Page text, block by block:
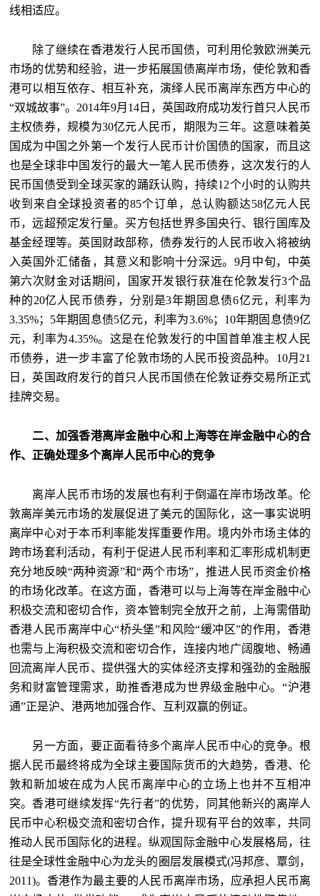
线相适应。
除了继续在香港发行人民币国债，可利用伦敦欧洲美元
市场的优势和经验，进一步拓展国债离岸市场，使伦敦和香
港可以相互依存、相互补充，演绎人民币离岸东西方中心的
“双城故事”。2014年9月14日，英国政府成功发行首只人民币
主权债券，规模为30亿元人民币，期限为三年。这意味着英
国成为中国之外第一个发行人民币计价国债的国家，而且这
也是全球非中国发行的最大一笔人民币债券，这次发行的人
民币国债受到全球买家的踊跃认购，持续12个小时的认购共
收到来自全球投资者的85个订单，总认购额达58亿元人民
币，远超预定发行量。买方包括世界多国央行、银行国库及
基金经理等。英国财政部称，债券发行的人民币收入将被纳
入英国外汇储备，其意义和影响十分深远。9月中旬，中英
第六次财金对话期间，国家开发银行获准在伦敦发行3个品
种的20亿人民币债券，分别是3年期固息债6亿元，利率为
3.35%；5年期固息债5亿元，利率为3.6%；10年期固息债9亿
元，利率为4.35%。这是在伦敦发行的中国首单准主权人民
币债券，进一步丰富了伦敦市场的人民币投资品种。10月21
日，英国政府发行的首只人民币国债在伦敦证券交易所正式
挂牌交易。
二、加强香港离岸金融中心和上海等在岸金融中心的合
作、正确处理多个离岸人民币中心的竞争
离岸人民币市场的发展也有利于倒逼在岸市场改革。伦
敦离岸美元市场的发展促进了美元的国际化，这一事实说明
离岸中心对于本币利率能发挥重要作用。境内外市场主体的
跨市场套利活动，有利于促进人民币利率和汇率形成机制更
充分地反映“两种资源”和“两个市场”，推进人民币资金价格
的市场化改革。在这方面，香港可以与上海等在岸金融中心
积极交流和密切合作，资本管制完全放开之前，上海需借助
香港人民币离岸中心“桥头堡”和风险“缓冲区”的作用，香港
也需与上海积极交流和密切合作，连接内地广阔腹地、畅通
回流离岸人民币、提供强大的实体经济支撑和强劲的金融服
务和财富管理需求，助推香港成为世界级金融中心。“沪港
通”正是沪、港两地加强合作、互利双赢的例证。
另一方面，要正面看待多个离岸人民币中心的竞争。根
据人民币最终将成为全球主要国际货币的大趋势，香港、伦
敦和新加坡在成为人民币离岸中心的立场上也并不互相冲
突。香港可继续发挥“先行者”的优势，同其他新兴的离岸人
民币中心积极交流和密切合作，提升现有平台的效率，共同
推动人民币国际化的进程。纵观国际金融中心发展格局，往
往是全球性金融中心为龙头的圈层发展模式(冯邦彦、覃剑，
2011)。香港作为最主要的人民币离岸市场，应承担人民币离